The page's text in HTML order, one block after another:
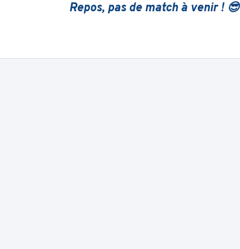
Repos, pas de match à venir ! 😎